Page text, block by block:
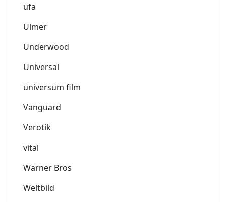
ufa
Ulmer
Underwood
Universal
universum film
Vanguard
Verotik
vital
Warner Bros
Weltbild